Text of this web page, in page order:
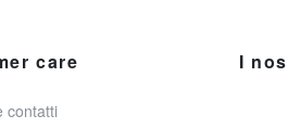
care
contatti
I